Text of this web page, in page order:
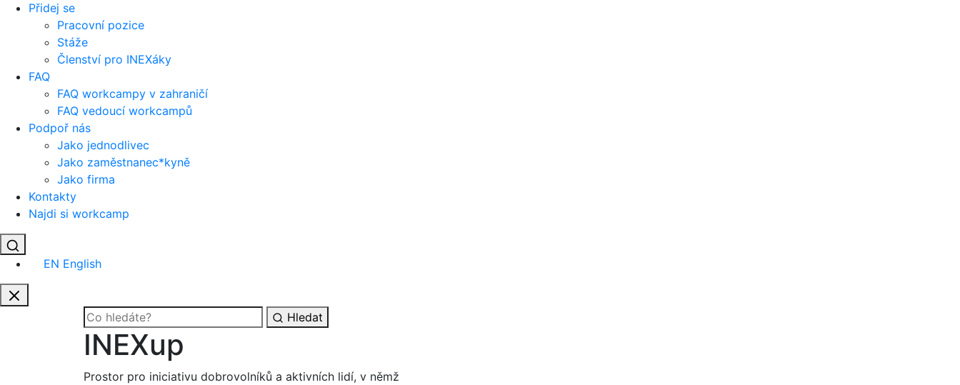
Přidej se
Pracovní pozice
Stáže
Členství pro INEXáky
FAQ
FAQ workcampy v zahraničí
FAQ vedoucí workcampů
Podpoř nás
Jako jednodlivec
Jako zaměstnanec*kyně
Jako firma
Kontakty
Najdi si workcamp
EN English
Hledat
INEXup
Prostor pro iniciativu dobrovolníků a aktivních lidí, v němž